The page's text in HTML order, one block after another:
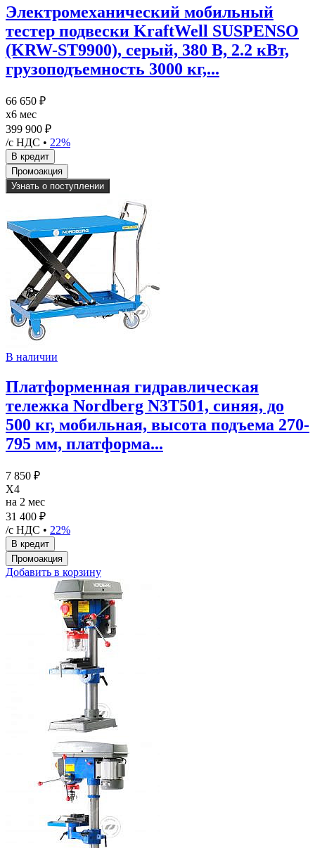
Электромеханический мобильный
тестер подвески KraftWell SUSPENSO
(KRW-ST9900), серый, 380 В, 2.2 кВт,
грузоподъемность 3000 кг,...
66 650 ₽
x6 мес
399 900 ₽
/с НДС • 22%
Узнать о поступлении
В наличии
Платформенная гидравлическая
тележка Nordberg N3T501, синяя, до
500 кг, мобильная, высота подъема 270-
795 мм, платформа...
7 850 ₽
X4
на 2 мес
31 400 ₽
/с НДС • 22%
Добавить в корзину